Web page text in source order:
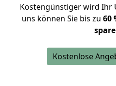
Kostengünstiger wird Ihr
uns können Sie bis zu 60
Kostenlose